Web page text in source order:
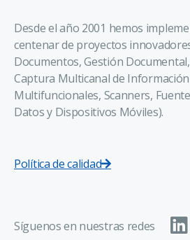
Desde el año 2001 hemos
centenar de proyectos
Documentos, Gestión
Captura Multicanal de
Multifuncionales, Scanners,
Datos y Dispositivos Móviles).
Política de calidad
Síguenos en nuestras redes